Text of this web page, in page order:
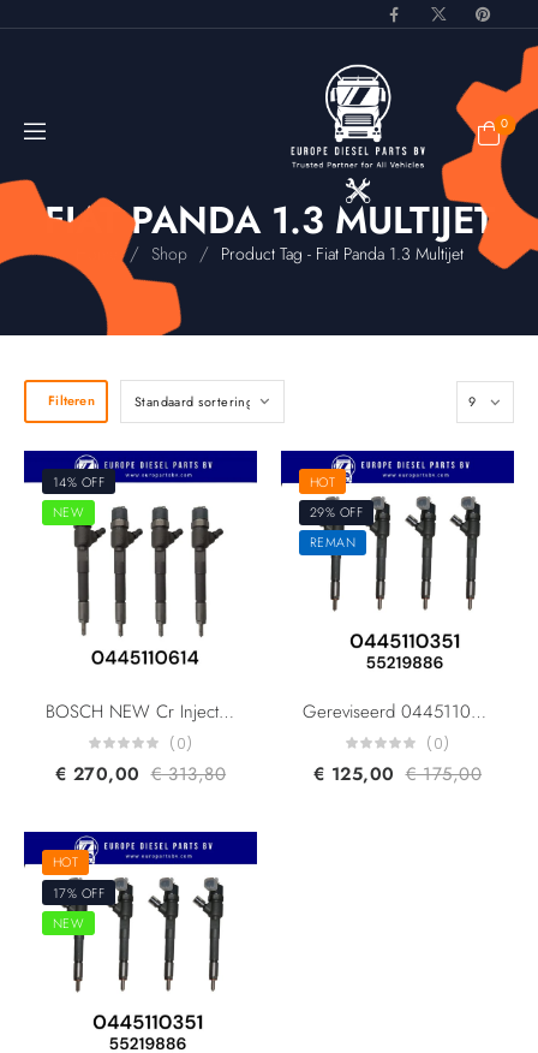
0
FIAT PANDA 1.3 MULTIJET
/ Shop / Product Tag - Fiat Panda 1.3 Multijet
Filteren
14% OFF
NEW
BOSCH NEW Cr Injector 0445110614 1616320580 54800156 55255406 for Fiat Doblo Panda Fiorino Lancia Ypsilon Alfa Romeo Mito 1.3L
(0)
€ 270,00 €313,80
HOT
29% OFF
REMAN
Gereviseerd 0445110351 55219886 1723813 BS51-9F593-AA 95517513 For Fiat Lancia Alfa Romeo Ford Opel Suzuki Vauxhall 1.3L
(0)
€ 125,00 €175,00
HOT
17% OFF
NEW